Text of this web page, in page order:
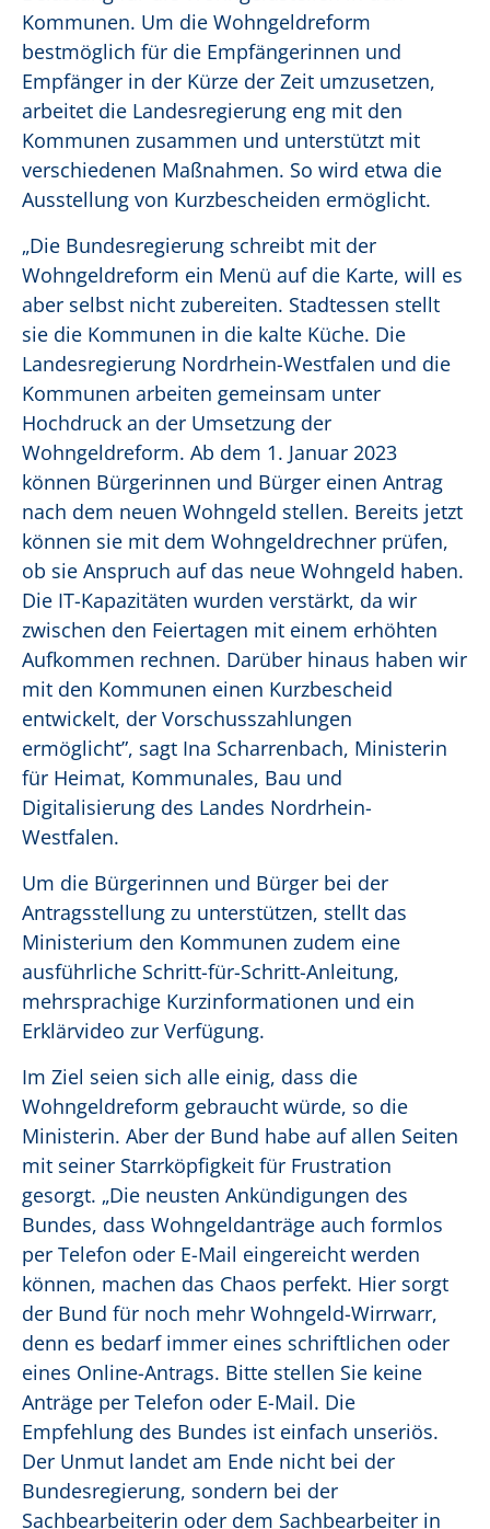
Kommunen. Um die Wohngeldreform
bestmöglich für die Empfängerinnen und
Empfänger in der Kürze der Zeit umzusetzen,
arbeitet die Landesregierung eng mit den
Kommunen zusammen und unterstützt mit
verschiedenen Maßnahmen. So wird etwa die
Ausstellung von Kurzbescheiden ermöglicht.
„Die Bundesregierung schreibt mit der
Wohngeldreform ein Menü auf die Karte, will es
aber selbst nicht zubereiten. Stadtessen stellt
sie die Kommunen in die kalte Küche. Die
Landesregierung Nordrhein-Westfalen und die
Kommunen arbeiten gemeinsam unter
Hochdruck an der Umsetzung der
Wohngeldreform. Ab dem 1. Januar 2023
können Bürgerinnen und Bürger einen Antrag
nach dem neuen Wohngeld stellen. Bereits jetzt
können sie mit dem Wohngeldrechner prüfen,
ob sie Anspruch auf das neue Wohngeld haben.
Die IT-Kapazitäten wurden verstärkt, da wir
zwischen den Feiertagen mit einem erhöhten
Aufkommen rechnen. Darüber hinaus haben wir
mit den Kommunen einen Kurzbescheid
entwickelt, der Vorschusszahlungen
ermöglicht”, sagt Ina Scharrenbach, Ministerin
für Heimat, Kommunales, Bau und
Digitalisierung des Landes Nordrhein-
Westfalen.
Um die Bürgerinnen und Bürger bei der
Antragsstellung zu unterstützen, stellt das
Ministerium den Kommunen zudem eine
ausführliche Schritt-für-Schritt-Anleitung,
mehrsprachige Kurzinformationen und ein
Erklärvideo zur Verfügung.
Im Ziel seien sich alle einig, dass die
Wohngeldreform gebraucht würde, so die
Ministerin. Aber der Bund habe auf allen Seiten
mit seiner Starrköpfigkeit für Frustration
gesorgt. „Die neusten Ankündigungen des
Bundes, dass Wohngeldanträge auch formlos
per Telefon oder E-Mail eingereicht werden
können, machen das Chaos perfekt. Hier sorgt
der Bund für noch mehr Wohngeld-Wirrwarr,
denn es bedarf immer eines schriftlichen oder
eines Online-Antrags. Bitte stellen Sie keine
Anträge per Telefon oder E-Mail. Die
Empfehlung des Bundes ist einfach unseriös.
Der Unmut landet am Ende nicht bei der
Bundesregierung, sondern bei der
Sachbearbeiterin oder dem Sachbearbeiter in